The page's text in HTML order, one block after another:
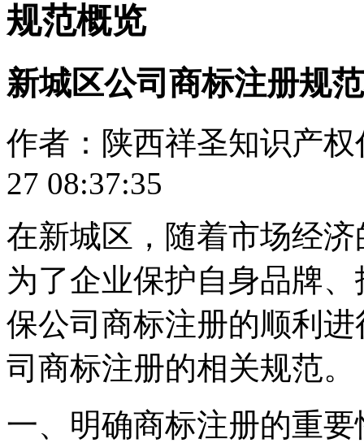
规范概览
新城区公司商标注册规
作者：陕西祥圣知识产
27 08:37:35
在新城区，随着市场经
为了企业保护自身品牌
保公司商标注册的顺利
司商标注册的相关规范。
一、明确商标注册的重要